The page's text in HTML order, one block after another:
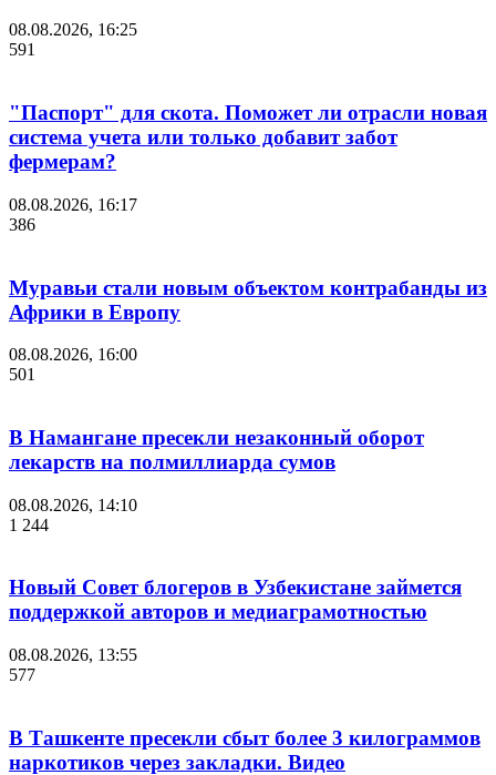
08.08.2026, 16:25
591
"Паспорт" для скота. Поможет ли отрасли новая
система учета или только добавит забот
фермерам?
08.08.2026, 16:17
386
Муравьи стали новым объектом контрабанды из
Африки в Европу
08.08.2026, 16:00
501
В Намангане пресекли незаконный оборот
лекарств на полмиллиарда сумов
08.08.2026, 14:10
1 244
Новый Совет блогеров в Узбекистане займется
поддержкой авторов и медиаграмотностью
08.08.2026, 13:55
577
В Ташкенте пресекли сбыт более 3 килограммов
наркотиков через закладки. Видео